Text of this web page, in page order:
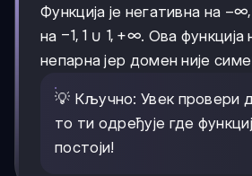
Функција је негативна на -∞,
-1
−∞,
на -1,
−1, 1∪ 1,
+∞
1, +∞. Ова функција
непарна јер домен није
💡 Кључно: Увек провери
то ти одређује где
постоји!